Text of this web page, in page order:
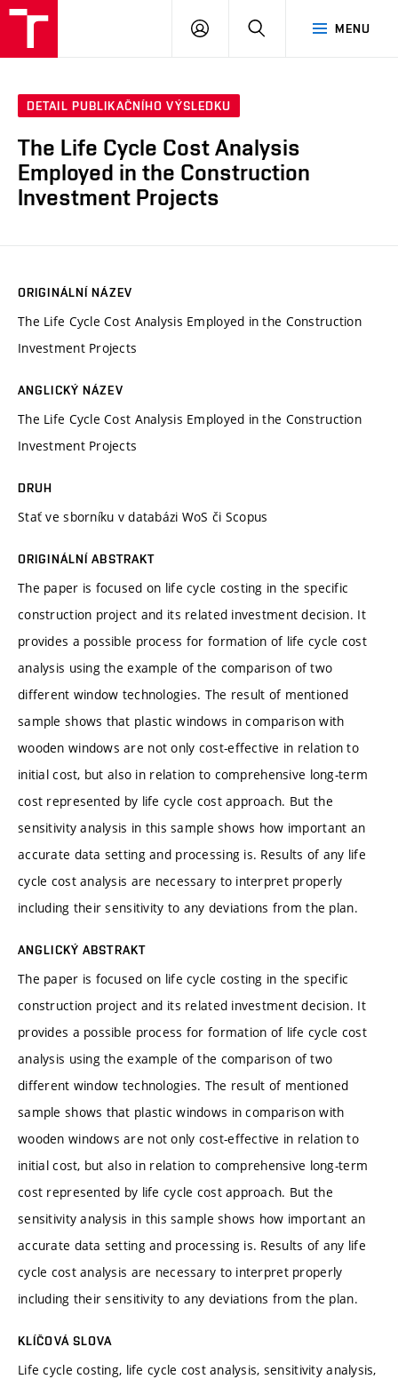
MENU
PŘIHLÁSIT
DETAIL PUBLIKAČNÍHO VÝSLEDKU
The Life Cycle Cost Analysis
Employed in the Construction
Investment Projects
ORIGINÁLNÍ NÁZEV
The Life Cycle Cost Analysis Employed in the Construction
Investment Projects
ANGLICKÝ NÁZEV
The Life Cycle Cost Analysis Employed in the Construction
Investment Projects
DRUH
Stať ve sborníku v databázi WoS či Scopus
ORIGINÁLNÍ ABSTRAKT
The paper is focused on life cycle costing in the specific
construction project and its related investment decision. It
provides a possible process for formation of life cycle cost
analysis using the example of the comparison of two
different window technologies. The result of mentioned
sample shows that plastic windows in comparison with
wooden windows are not only cost-effective in relation to
initial cost, but also in relation to comprehensive long-term
cost represented by life cycle cost approach. But the
sensitivity analysis in this sample shows how important an
accurate data setting and processing is. Results of any life
cycle cost analysis are necessary to interpret properly
including their sensitivity to any deviations from the plan.
ANGLICKÝ ABSTRAKT
The paper is focused on life cycle costing in the specific
construction project and its related investment decision. It
provides a possible process for formation of life cycle cost
analysis using the example of the comparison of two
different window technologies. The result of mentioned
sample shows that plastic windows in comparison with
wooden windows are not only cost-effective in relation to
initial cost, but also in relation to comprehensive long-term
cost represented by life cycle cost approach. But the
sensitivity analysis in this sample shows how important an
accurate data setting and processing is. Results of any life
cycle cost analysis are necessary to interpret properly
including their sensitivity to any deviations from the plan.
KLÍČOVÁ SLOVA
Life cycle costing, life cycle cost analysis, sensitivity analysis,